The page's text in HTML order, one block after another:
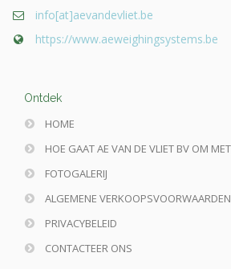
info[at]aevandevliet.be
https://www.aeweighingsystems.be
Ontdek
HOME
HOE GAAT AE VAN DE VLIET BV OM
FOTOGALERIJ
ALGEMENE VERKOOPSVOORWAARDEN
PRIVACYBELEID
CONTACTEER ONS